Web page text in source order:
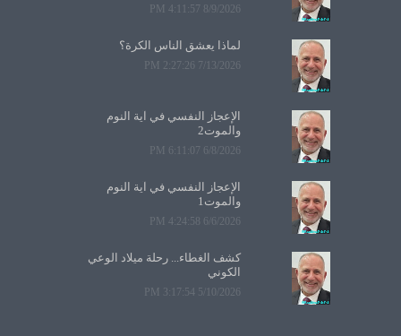
8/9/2026 4:11:57 PM
لماذا يعشق الناس الكرة؟
7/13/2026 2:27:26 PM
الإعجاز النفسي في آية النوم
والموت2
6/8/2026 6:11:07 PM
الإعجاز النفسي في آية النوم
والموت1
6/6/2026 4:24:58 PM
كشف الغطاء... رحلة ميلاد الوعي
الكوني
5/10/2026 3:17:54 PM